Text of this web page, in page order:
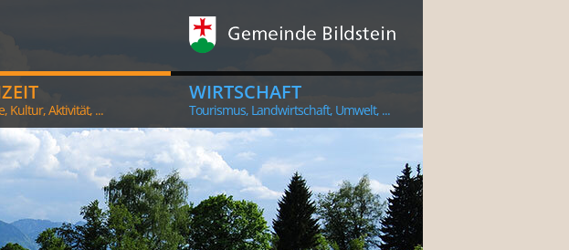
Kultur, Aktivität, ...
WIRTSCHAFT
Tourismus, Landwirtschaft, Umwelt, ...